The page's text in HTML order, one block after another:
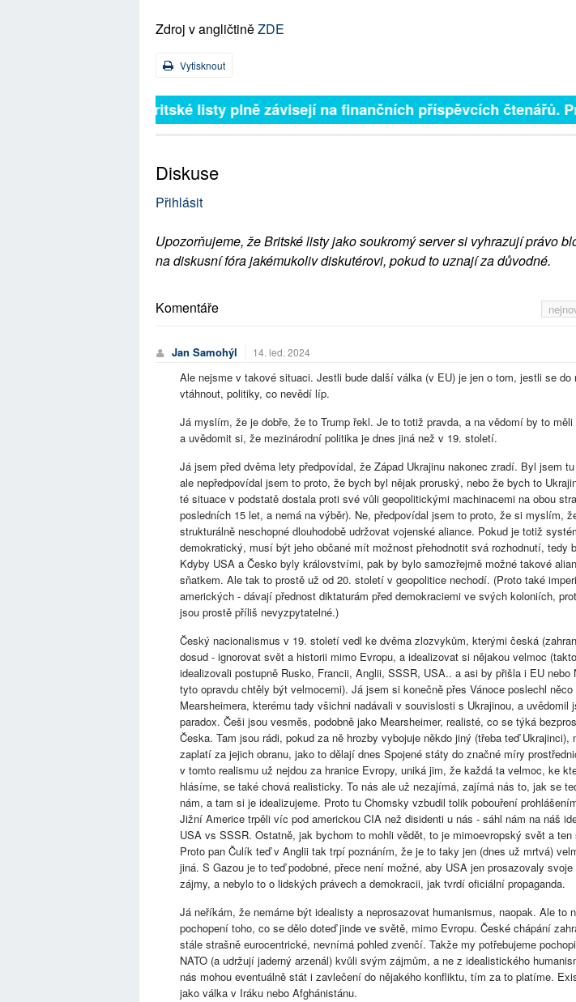
Zdroj v angličtiněZDE
Vytisknout
Britské listy plně závisejí na finančních příspěvcích čtenářů.
Diskuse
Přihlásit
Upozorňujeme, že Britské listy jako soukromý server si vyhrazují právo
na diskusní fóra jakémukoliv diskutérovi, pokud to uznají za důvodné.
Komentáře
Jan Samohýl 14. led. 2024
Ale nejsme v takové situaci. Jestli bude další válka (v EU) je jen o tom, jestli se do
vtáhnout, politiky, co nevědí líp.
Já myslím, že je dobře, že to Trump řekl. Je to totiž pravda, a na vědomí by to
a uvědomit si, že mezinárodní politika je dnes jiná než v 19. století.
Já jsem před dvěma lety předpovídal, že Západ Ukrajinu nakonec zradí. Byl jsem
ale nepředpovídal jsem to proto, že bych byl nějak proruský, nebo že bych to
té situace v podstatě dostala proti své vůli geopolitickými machinacemi na obou
posledních 15 let, a nemá na výběr). Ne, předpovídal jsem to proto, že si myslím,
strukturálně neschopné dlouhodobě udržovat vojenské aliance. Pokud je totiž
demokratický, musí být jeho občané mít možnost přehodnotit svá rozhodnutí, tedy
Kdyby USA a Česko byly královstvími, pak by bylo samozřejmě možné takové
sňatkem. Ale tak to prostě už od 20. století v geopolitice nechodí. (Proto také
amerických - dávají přednost diktaturám před demokraciemi ve svých koloniích,
jsou prostě příliš nevyzpytatelné.)
Český nacionalismus v 19. století vedl ke dvěma zlozvykům, kterými česká
dosud - ignorovat svět a historii mimo Evropu, a idealizovat si nějakou velmoc
idealizovali postupně Rusko, Francii, Anglii, SSSR, USA.. a asi by přišla i EU nebo
tyto opravdu chtěly být velmocemi). Já jsem si konečně přes Vánoce poslechl něco
Mearsheimera, kterému tady všichni nadávali v souvislosti s Ukrajinou, a uvědomil
paradox. Češi jsou vesměs, podobně jako Mearsheimer, realisté, co se týká
Česka. Tam jsou rádi, pokud za ně hrozby vybojuje někdo jiný (třeba teď Ukrajinci),
zaplatí za jejich obranu, jako to dělají dnes Spojené státy do značné míry
v tomto realismu už nejdou za hranice Evropy, uniká jim, že každá ta velmoc, ke
hlásíme, se také chová realisticky. To nás ale už nezajímá, zajímá nás to, jak se
nám, a tam si je idealizujeme. Proto tu Chomsky vzbudil tolik pobouření
Jižní Americe trpěli víc pod americkou CIA než disidenti u nás - sáhl nám na náš
USA vs SSSR. Ostatně, jak bychom to mohli vědět, to je mimoevropský svět a ten
Proto pan Čulík teď v Anglii tak trpí poznáním, že je to taky jen (dnes už mrtvá)
jiná. S Gazou je to teď podobné, přece není možné, aby USA jen prosazovaly
zájmy, a nebylo to o lidských právech a demokracii, jak tvrdí oficiální propaganda.
Já neříkám, že nemáme být idealisty a neprosazovat humanismus, naopak. Ale to
pochopení toho, co se dělo doteď jinde ve světě, mimo Evropu. České chápání
stále strašně eurocentrické, nevnímá pohled zvenčí. Takže my potřebujeme
NATO (a udržují jaderný arzenál) kvůli svým zájmům, a ne z idealistického
nás mohou eventuálně stát i zavlečení do nějakého konfliktu, tím za to platíme.
jako válka v Iráku nebo Afghánistánu.